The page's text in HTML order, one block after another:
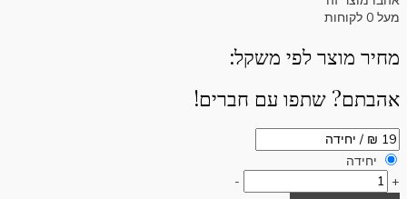
מעל 0 לקוחות
מחיר מוצר לפי משקל:
אהבתם? שתפו עם חברים!
יחידה
+
-